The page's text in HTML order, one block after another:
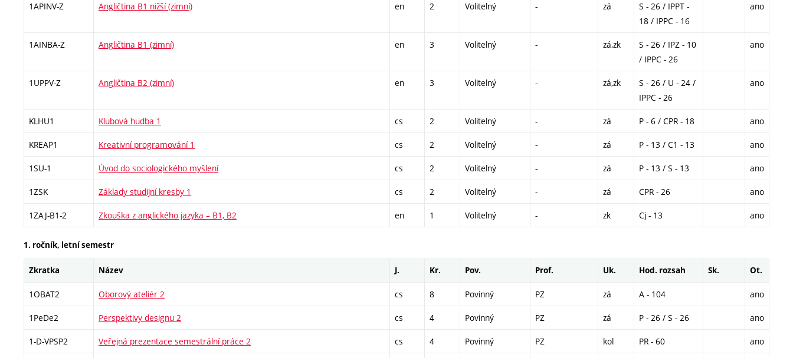
1APINV-Z Angličtina B1 nižší (zimní) en 2 Volitelný - zá
S - 26 / IPPT -
18 / IPPC - 16
ano
1AINBA-Z Angličtina B1 (zimní) en 3 Volitelný - zá,zk
S - 26 / IPZ - 10
/ IPPC - 26
ano
1UPPV-Z Angličtina B2 (zimní) en 3 Volitelný - zá,zk
S - 26 / U - 24 /
IPPC - 26
ano
KLHU1 Klubová hudba 1 cs 2 Volitelný - zá P - 6 / CPR - 18 ano
KREAP1 Kreativní programování 1 cs 2 Volitelný - zá P - 13 / C1 - 13 ano
1SU-1 Úvod do sociologického myšlení cs 2 Volitelný - zá P - 13 / S - 13 ano
1ZSK Základy studijní kresby 1 cs 2 Volitelný - zá CPR - 26 ano
1ZAJ-B1-2 Zkouška z anglického jazyka – B1, B2 en 1 Volitelný - zk Cj - 13 ano
1. ročník, letní semestr
Zkratka Název J. Kr. Pov. Prof. Uk. Hod. rozsah Sk. Ot.
1OBAT2 Oborový ateliér 2 cs 8 Povinný PZ zá A - 104 ano
1PeDe2 Perspektivy designu 2 cs 4 Povinný PZ zá P - 26 / S - 26 ano
1-D-VPSP2 Veřejná prezentace semestrální práce 2 cs 4 Povinný PZ kol PR - 60 ano